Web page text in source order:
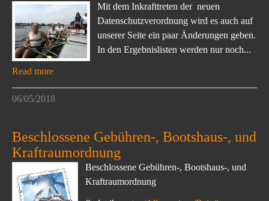
Mit dem Inkrafttreten der neuen
Datenschutzverordnung wird es auch auf
unserer Seite ein paar Änderungen geben.
In den Ergebnislisten werden nur noch...
Read more
06/05/2018
Beschlossene Gebühren-, Bootshaus-, und
Kraftraumordnung
Beschlossene Gebühren-, Bootshaus-, und
Kraftraumordnung